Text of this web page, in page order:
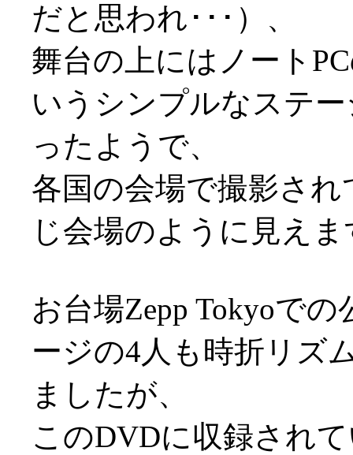
だと思われ･･･）、
舞台の上にはノート
いうシンプルなステ
ったようで、
各国の会場で撮影さ
じ会場のように見え
お台場Zepp Tokyoで
ージの4人も時折リズ
ましたが、
このDVDに収録され